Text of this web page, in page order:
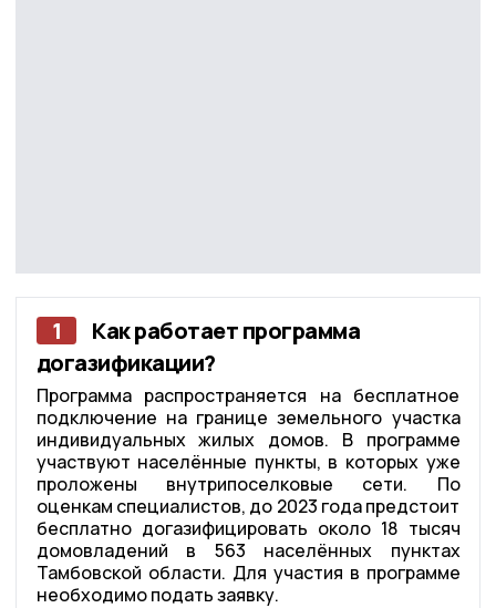
1
Как работает программа
догазификации?
Программа распространяется на бесплатное
подключение на границе земельного участка
индивидуальных жилых домов. В программе
участвуют населённые пункты, в которых уже
проложены внутрипоселковые сети. По
оценкам специалистов, до 2023 года предстоит
бесплатно догазифицировать около 18 тысяч
домовладений в 563 населённых пунктах
Тамбовской области. Для участия в программе
необходимо подать заявку.